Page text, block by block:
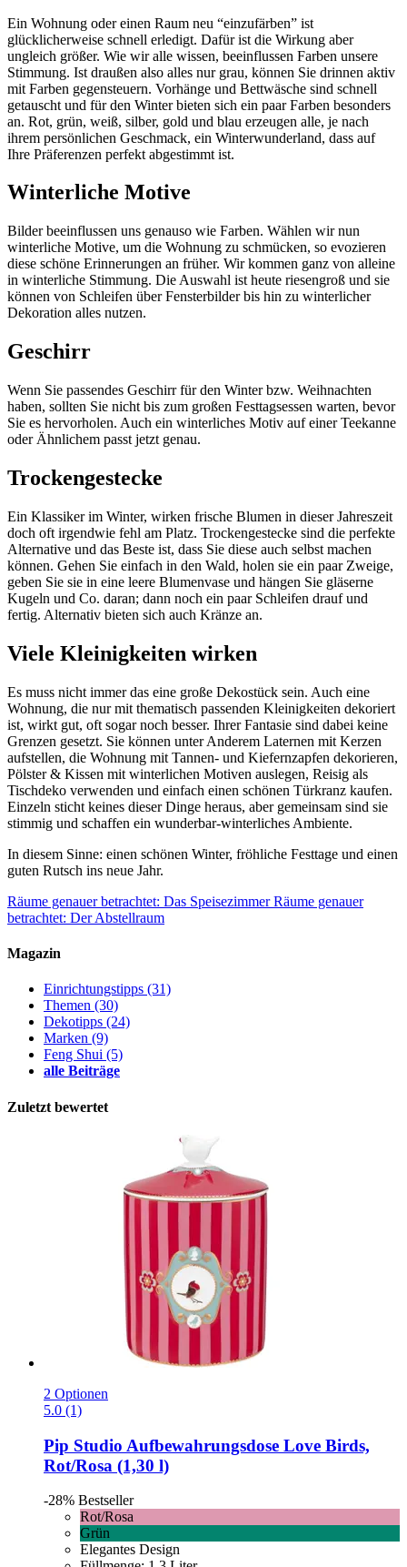
Ein Wohnung oder einen Raum neu “einzufärben” ist
glücklicherweise schnell erledigt. Dafür ist die Wirkung aber
ungleich größer. Wie wir alle wissen, beeinflussen Farben unsere
Stimmung. Ist draußen also alles nur grau, können Sie drinnen aktiv
mit Farben gegensteuern. Vorhänge und Bettwäsche sind schnell
getauscht und für den Winter bieten sich ein paar Farben besonders
an. Rot, grün, weiß, silber, gold und blau erzeugen alle, je nach
ihrem persönlichen Geschmack, ein Winterwunderland, dass auf
Ihre Präferenzen perfekt abgestimmt ist.
Winterliche Motive
Bilder beeinflussen uns genauso wie Farben. Wählen wir nun
winterliche Motive, um die Wohnung zu schmücken, so evozieren
diese schöne Erinnerungen an früher. Wir kommen ganz von alleine
in winterliche Stimmung. Die Auswahl ist heute riesengroß und sie
können von Schleifen über Fensterbilder bis hin zu winterlicher
Dekoration alles nutzen.
Geschirr
Wenn Sie passendes Geschirr für den Winter bzw. Weihnachten
haben, sollten Sie nicht bis zum großen Festtagsessen warten, bevor
Sie es hervorholen. Auch ein winterliches Motiv auf einer Teekanne
oder Ähnlichem passt jetzt genau.
Trockengestecke
Ein Klassiker im Winter, wirken frische Blumen in dieser Jahreszeit
doch oft irgendwie fehl am Platz. Trockengestecke sind die perfekte
Alternative und das Beste ist, dass Sie diese auch selbst machen
können. Gehen Sie einfach in den Wald, holen sie ein paar Zweige,
geben Sie sie in eine leere Blumenvase und hängen Sie gläserne
Kugeln und Co. daran; dann noch ein paar Schleifen drauf und
fertig. Alternativ bieten sich auch Kränze an.
Viele Kleinigkeiten wirken
Es muss nicht immer das eine große Dekostück sein. Auch eine
Wohnung, die nur mit thematisch passenden Kleinigkeiten dekoriert
ist, wirkt gut, oft sogar noch besser. Ihrer Fantasie sind dabei keine
Grenzen gesetzt. Sie können unter Anderem Laternen mit Kerzen
aufstellen, die Wohnung mit Tannen- und Kiefernzapfen dekorieren,
Pölster & Kissen mit winterlichen Motiven auslegen, Reisig als
Tischdeko verwenden und einfach einen schönen Türkranz kaufen.
Einzeln sticht keines dieser Dinge heraus, aber gemeinsam sind sie
stimmig und schaffen ein wunderbar-winterliches Ambiente.
In diesem Sinne: einen schönen Winter, fröhliche Festtage und einen
guten Rutsch ins neue Jahr.
Räume genauer betrachtet: Das Speisezimmer Räume genauer
betrachtet: Der Abstellraum
Magazin
Einrichtungstipps (31)
Themen (30)
Dekotipps (24)
Marken (9)
Feng Shui (5)
alle Beiträge
Zuletzt bewertet
2 Optionen
5.0 (1)
Pip Studio Aufbewahrungsdose Love Birds,
Rot/Rosa (1,30 l)
-28% Bestseller
Rot/Rosa
Grün
Elegantes Design